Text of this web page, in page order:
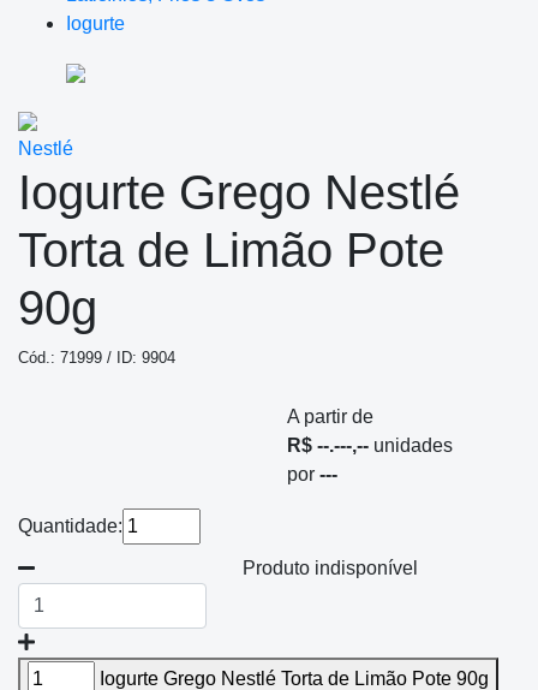
Iogurte
Nestlé
Iogurte Grego Nestlé
Torta de Limão Pote
90g
Cód.: 71999 / ID: 9904
A partir de
R$ --.---,-- unidades
por ---
Quantidade:
Produto indisponível
Iogurte Grego Nestlé Torta de Limão Pote 90g